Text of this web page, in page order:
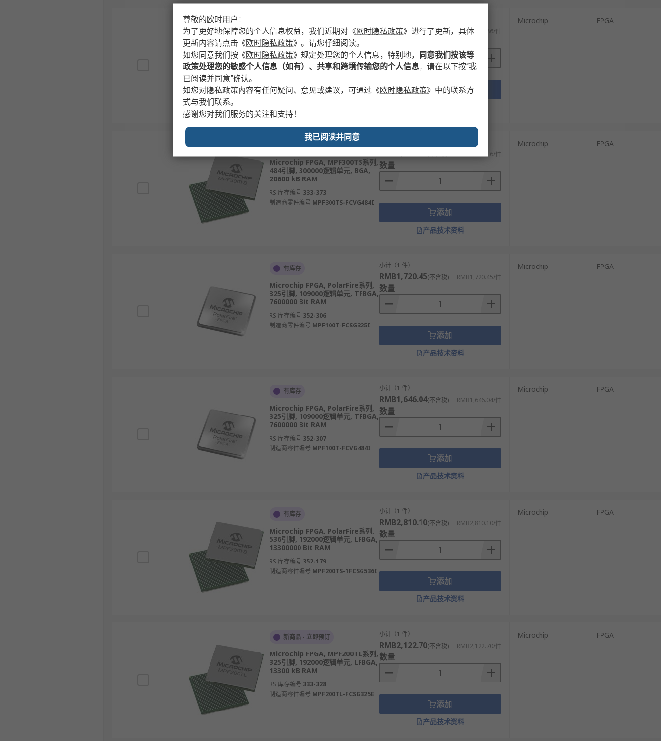
Microchip FPGA, MPF300TS系列,
484引脚, 300000逻辑单元, BGA,
20600 kB RAM
RS 库存编号332-722
RMB4,859.86(不含税) RMB4,859.86/件
添加
Microchip FPGA
新商品 - 立即预订
Microchip FPGA, MPF300TS系列,
484引脚, 300000逻辑单元, BGA,
20600 kB RAM
RS 库存编号 333-373
制造商零件编号 MPF300TS-FCVG484I
RMB4,564.16/件
数量
添加
产品技术资料
Microchip FPGA
有库存
Microchip FPGA, PolarFire系列,
325引脚, 109000逻辑单元, TFBGA,
7600000 Bit RAM
RS 库存编号 352-306
制造商零件编号 MPF100T-FCSG325I
小计（1 件）
RMB1,720.45(不含税) RMB1,720.45/件
数量
添加
产品技术资料
Microchip FPGA
有库存
Microchip FPGA, PolarFire系列,
325引脚, 109000逻辑单元, TFBGA,
7600000 Bit RAM
RS 库存编号 352-307
制造商零件编号 MPF100T-FCVG484I
小计（1 件）
RMB1,646.04(不含税) RMB1,646.04/件
数量
添加
产品技术资料
Microchip FPGA
有库存
Microchip FPGA, PolarFire系列,
536引脚, 192000逻辑单元, LFBGA,
13300000 Bit RAM
RS 库存编号 352-179
制造商零件编号 MPF200TS-1FCSG536I
小计（1 件）
RMB2,810.10(不含税) RMB2,810.10/件
数量
添加
产品技术资料
Microchip FPGA
新商品 - 立即预订
Microchip FPGA, MPF200TL系列,
325引脚, 192000逻辑单元, LFBGA,
13300 kB RAM
RS 库存编号 333-328
制造商零件编号 MPF200TL-FCSG325E
小计（1 件）
RMB2,122.70(不含税) RMB2,122.70/件
数量
添加
产品技术资料
Microchip FPGA
尊敬的欧时用户：
为了更好地保障您的个人信息权益，我们近期对 《欧时隐私政策》 进行了更新，具体
更新内容请点击 《欧时隐私政策》 。请您仔细阅读。
如您同意我们按 《欧时隐私政策》 规定处理您的个人信息，特别地，
同意我们按该等
政策处理您的敏感个人信息（如有）、共享和跨境传输您的个人信息，请在以下按“我
已阅读并同意”确认。
如您对隐私政策内容有任何疑问、意见或建议，可通过 《欧时隐私政策》 中的联系方
式与我们联系。
感谢您对我们服务的关注和支持！
我已阅读并同意